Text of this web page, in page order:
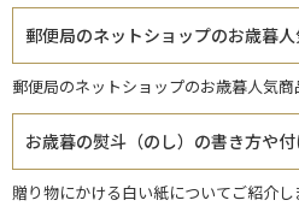
郵便局のネットショップのお歳暮
郵便局のネットショップのお歳暮人気商
お歳暮の熨斗（のし）の書き方や
贈り物にかける白い紙についてご紹介し